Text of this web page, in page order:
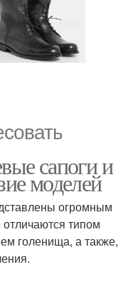
сапоги и
моделей
огромным
типом
голенища, а также,